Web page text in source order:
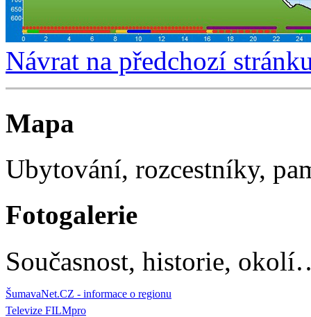
Návrat na předchozí
Mapa
Ubytování, rozcestníky,
Fotogalerie
Současnost, historie,
ŠumavaNet.CZ - informace o regionu
Televize FILMpro